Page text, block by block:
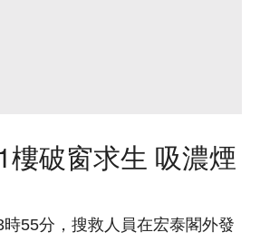
樓破窗求生 吸濃煙
55分，搜救人員在宏泰閣外發